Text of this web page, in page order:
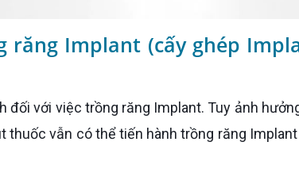
Implant (cấy ghép
đối với việc trồng răng Implant. Tuy ảnh
vẫn có thể tiến hành trồng răng